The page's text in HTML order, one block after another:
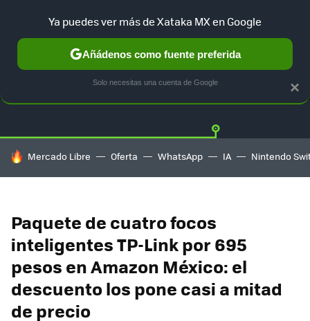
GUÍA DE COMPRAS MERCADO LIBRE
HOY SE HABLA DE
Mercado Libre Oferta WhatsApp IA Nintendo
Paquete de cuatro focos
inteligentes TP-Link por 695
pesos en Amazon México: el
descuento los pone casi a mitad
de precio
×
Ya puedes ver más de Xataka MX en Google
Añádenos como fuente preferida
Solo necesitas una cuenta de Google